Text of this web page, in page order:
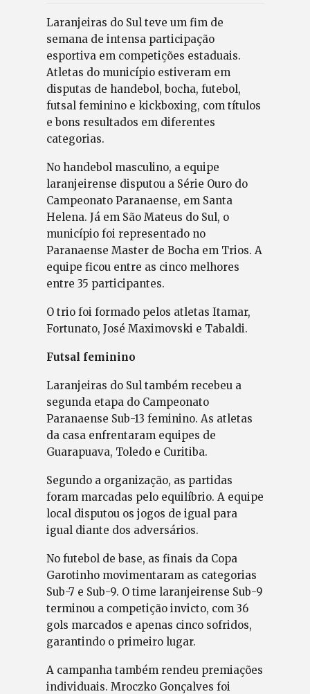
Laranjeiras do Sul teve um fim de
semana de intensa participação
esportiva em competições estaduais.
Atletas do município estiveram em
disputas de handebol, bocha, futebol,
futsal feminino e kickboxing, com títulos
e bons resultados em diferentes
categorias.
No handebol masculino, a equipe
laranjeirense disputou a Série Ouro do
Campeonato Paranaense, em Santa
Helena. Já em São Mateus do Sul, o
município foi representado no
Paranaense Master de Bocha em Trios. A
equipe ficou entre as cinco melhores
entre 35 participantes.
O trio foi formado pelos atletas Itamar,
Fortunato, José Maximovski e Tabaldi.
Futsal feminino
Laranjeiras do Sul também recebeu a
segunda etapa do Campeonato
Paranaense Sub-13 feminino. As atletas
da casa enfrentaram equipes de
Guarapuava, Toledo e Curitiba.
Segundo a organização, as partidas
foram marcadas pelo equilíbrio. A equipe
local disputou os jogos de igual para
igual diante dos adversários.
No futebol de base, as finais da Copa
Garotinho movimentaram as categorias
Sub-7 e Sub-9. O time laranjeirense Sub-9
terminou a competição invicto, com 36
gols marcados e apenas cinco sofridos,
garantindo o primeiro lugar.
A campanha também rendeu premiações
individuais. Mroczko Gonçalves foi